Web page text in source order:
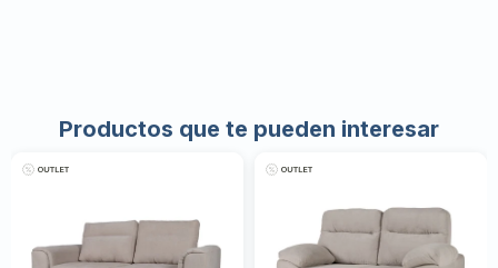
Productos que te pueden interesar